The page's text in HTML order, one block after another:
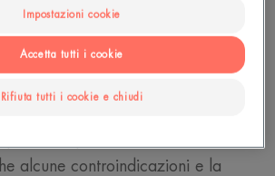
cutanea
il proprio trattamento,
alcune controindicazioni e la
Impostazioni cookie
Rifiuta tutti i cookie e chiudi
Accetta tutti i cookie